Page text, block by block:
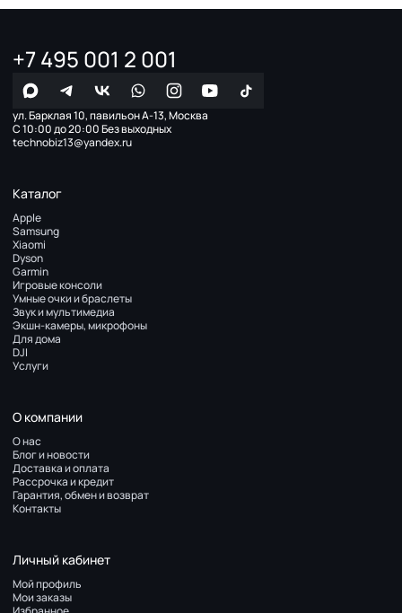
+7 495 001 2 001
ул. Барклая 10, павильон А-13, Москва
С 10:00 до 20:00 Без выходных
technobiz13@yandex.ru
Каталог
Apple
Samsung
Xiaomi
Dyson
Garmin
Игровые консоли
Умные очки и браслеты
Звук и мультимедиа
Экшн-камеры, микрофоны
Для дома
DJI
Услуги
О компании
О нас
Блог и новости
Доставка и оплата
Рассрочка и кредит
Гарантия, обмен и возврат
Контакты
Личный кабинет
Мой профиль
Мои заказы